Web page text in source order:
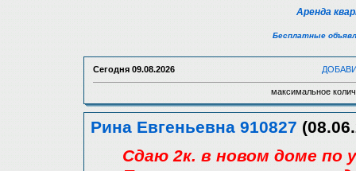
Аренда
Бесплатные
Сегодня 09.08.2026
максимальное
Рина Евгеньевна 910827
Сдаю 2к. в новом доме по